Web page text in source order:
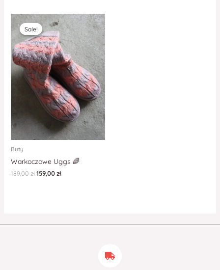
Sale!
Sale!
Buty
Warkoczowe Uggs 🌈
189,00zł 159,00zł